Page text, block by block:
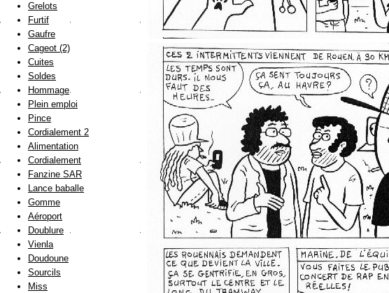
Grelots
Furtif
Gaufre
Cageot (2)
Cuites
Soldes
Hommage
Plein emploi
Pince
Cordialement 2
Alimentation
Cordialement
Fanzine SAR
Lance baballe
Gomme
Aéroport
Doublure
Vienla
Doudoune
Sourcils
Miss